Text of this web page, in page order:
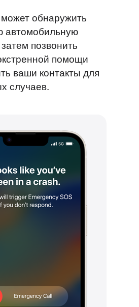
обнаружить
автомобильную
позвонить
помощи
ваши контакты для
случаев.